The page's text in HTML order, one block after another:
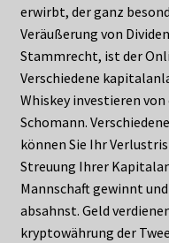
erwirbt, der ganz
Veräußerung von
Stammrecht, ist der
Verschiedene
Whiskey investieren
Schomann.
können Sie Ihr
Streuung Ihrer
Mannschaft gewinnt
absahnst. Geld
kryptowährung der